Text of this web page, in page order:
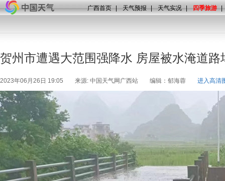
广西首页 | 天气预报 | 天气实况 | 四季旅游 |
贺州市遭遇大范围强降水 房屋被水淹道路
2023年06月26日 19:05 来源: 中国天气网广西站 编辑：郁海蓉 进入高清